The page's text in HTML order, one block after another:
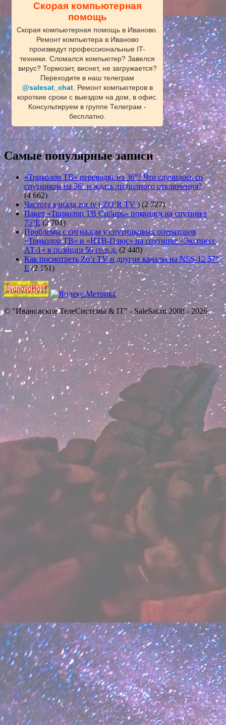
Скорая компьютерная
помощь
Скорая компьютерная помощь в Иваново.
Ремонт компьютера в Иваново
произведут профессиональные IT-
техники. Сломался компьютер? Завелся
вирус? Тормозит, виснет, не загружается?
Переходите в наш телеграм
@salesat_chat. Ремонт компьютеров в
короткие сроки с выездом на дом, в офис.
Консультируем в группе Телеграм -
бесплатно.
Самые популярные записи
«Триколор ТВ» переводят на 36°? Что случилось со
спутником на 56° и ждать ли полного отключения?
(4 662)
Частота канала zor tv ( ZO’R TV ) (2 727)
Пакет «Триколор ТВ Сибирь» появился на спутнике
75°E (2 701)
Проблемы с сигналом у спутниковых операторов
«Триколор ТВ» и «НТВ-Плюс» на спутнике «Экспресс
АТ-1» в позиции 56 гр.в.д. (2 448)
Как посмотреть Zo’r TV и другие каналы на NSS-12 57°
E (2 151)
© "Ивановские ТелеСистемы & IT" - SaleSat.ru 2008 - 2026
Прокрутить
вверх